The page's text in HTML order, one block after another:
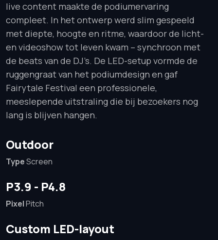
live content maakte de podiumervaring
compleet. In het ontwerp werd slim gespeeld
met diepte, hoogte en ritme, waardoor de licht-
en videoshow tot leven kwam – synchroon met
de beats van de DJ’s. De LED-setup vormde de
ruggengraat van het podiumdesign en gaf
Fairytale Festival een professionele,
meeslepende uitstraling die bij bezoekers nog
lang is blijven hangen.
Outdoor
TypeScreen
P3.9 - P4.8
PixelPitch
Custom LED-layout